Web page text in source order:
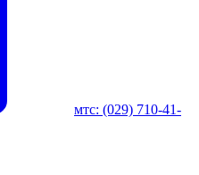
мтс: (029) 710-41-